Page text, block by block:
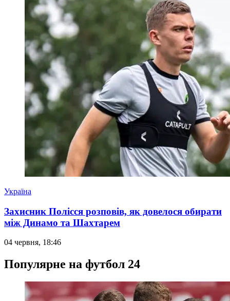
Україна
Захисник Полісся розповів, як довелося обирати
між Динамо та Шахтарем
04 червня, 18:46
Популярне на футбол 24